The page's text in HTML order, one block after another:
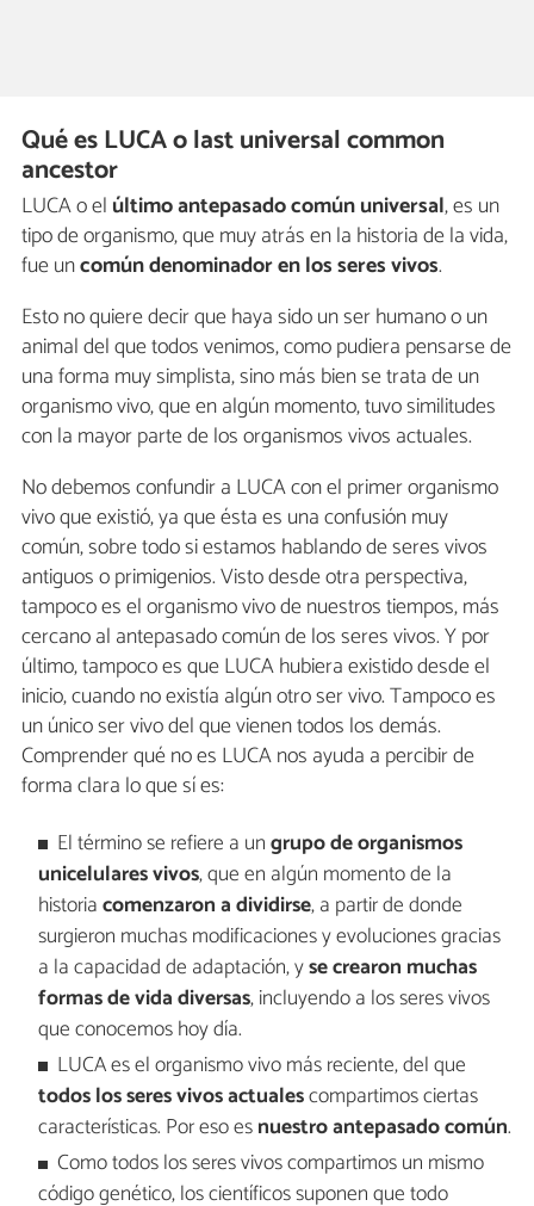
Qué es LUCA o last universal common
ancestor
LUCA o el último antepasado común universal, es un
tipo de organismo, que muy atrás en la historia de la vida,
fue uncomún denominador en los seres vivos.
Esto no quiere decir que haya sido un ser humano o un
animal del que todos venimos, como pudiera pensarse de
una forma muy simplista, sino más bien se trata de un
organismo vivo, que en algún momento, tuvo similitudes
con la mayor parte de los organismos vivos actuales.
No debemos confundir a LUCA con el primer organismo
vivo que existió, ya que ésta es una confusión muy
común, sobre todo si estamos hablando de seres vivos
antiguos o primigenios. Visto desde otra perspectiva,
tampoco es el organismo vivo de nuestros tiempos, más
cercano al antepasado común de los seres vivos. Y por
último, tampoco es que LUCA hubiera existido desde el
inicio, cuando no existía algún otro ser vivo. Tampoco es
un único ser vivo del que vienen todos los demás.
Comprender qué no es LUCA nos ayuda a percibir de
forma clara lo que sí es:
El término se refiere a ungrupo de organismos
unicelulares vivos, que en algún momento de la
historiacomenzaron a dividirse, a partir de donde
surgieron muchas modificaciones y evoluciones gracias
a la capacidad de adaptación, yse crearon muchas
formas de vida diversas, incluyendo a los seres vivos
que conocemos hoy día.
LUCA es el organismo vivo más reciente, del que
todos los seres vivos actualescompartimos ciertas
características. Por eso esnuestro antepasado común.
Como todos los seres vivos compartimos un mismo
código genético, los científicos suponen que todo